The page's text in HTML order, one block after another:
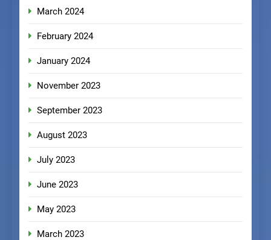
March 2024
February 2024
January 2024
November 2023
September 2023
August 2023
July 2023
June 2023
May 2023
March 2023